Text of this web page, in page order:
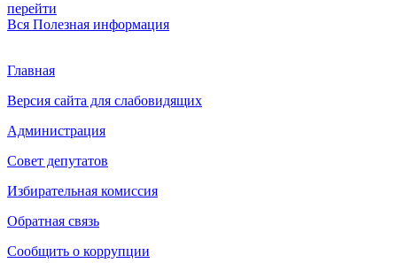
перейти
Вся Полезная информация
Главная
Версия сайта для слабовидящих
Администрация
Совет депутатов
Избирательная комиссия
Обратная связь
Сообщить о коррупции